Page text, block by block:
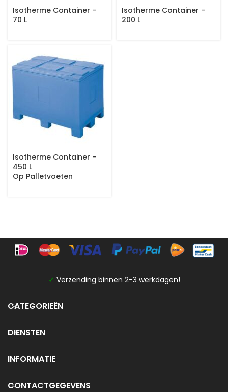
Isotherme Container –
70 L
Isotherme Container –
200 L
Isotherme Container –
450 L
Op Palletvoeten
✓ Verzending binnen 2-3 werkdagen!
CATEGORIEËN
DIENSTEN
INFORMATIE
CONTACTGEGEVENS